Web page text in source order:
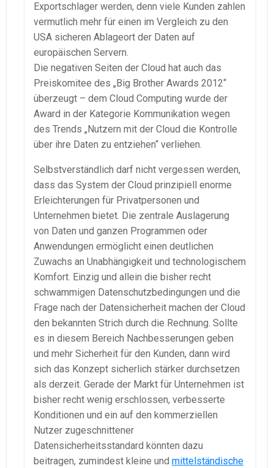
Exportschlager werden, denn viele Kunden zahlen
vermutlich mehr für einen im Vergleich zu den
USA sicheren Ablageort der Daten auf
europäischen Servern.
Die negativen Seiten der Cloud hat auch das
Preiskomitee des „Big Brother Awards 2012“
überzeugt – dem Cloud Computing wurde der
Award in der Kategorie Kommunikation wegen
des Trends „Nutzern mit der Cloud die Kontrolle
über ihre Daten zu entziehen“ verliehen.
Selbstverständlich darf nicht vergessen werden,
dass das System der Cloud prinzipiell enorme
Erleichterungen für Privatpersonen und
Unternehmen bietet. Die zentrale Auslagerung
von Daten und ganzen Programmen oder
Anwendungen ermöglicht einen deutlichen
Zuwachs an Unabhängigkeit und technologischem
Komfort. Einzig und allein die bisher recht
schwammigen Datenschutzbedingungen und die
Frage nach der Datensicherheit machen der Cloud
den bekannten Strich durch die Rechnung. Sollte
es in diesem Bereich Nachbesserungen geben
und mehr Sicherheit für den Kunden, dann wird
sich das Konzept sicherlich stärker durchsetzen
als derzeit. Gerade der Markt für Unternehmen ist
bisher recht wenig erschlossen, verbesserte
Konditionen und ein auf den kommerziellen
Nutzer zugeschnittener
Datensicherheitsstandard könnten dazu
beitragen, zumindest kleine und mittelständische